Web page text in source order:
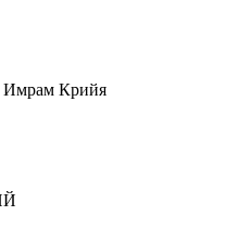
Имрам Крийя